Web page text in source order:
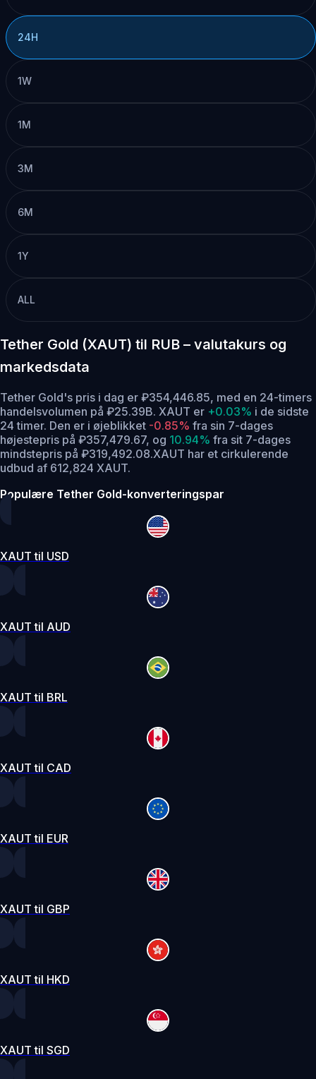
24H
1W
1M
3M
6M
1Y
ALL
Tether Gold (XAUT) til RUB – valutakurs og
markedsdata
Tether Gold's pris i dag er ₽354,446.85, med en 24-timers
handelsvolumen på ₽25.39B. XAUT er +0.03% i de sidste
24 timer. Den er i øjeblikket -0.85% fra sin 7-dages
højestepris på ₽357,479.67, og 10.94% fra sit 7-dages
mindstepris på ₽319,492.08.XAUT har et cirkulerende
udbud af 612,824 XAUT.
Populære Tether Gold-konverteringspar
XAUT til USD
XAUT til AUD
XAUT til BRL
XAUT til CAD
XAUT til EUR
XAUT til GBP
XAUT til HKD
XAUT til SGD